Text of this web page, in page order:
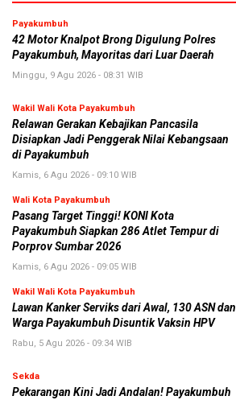
Payakumbuh
42 Motor Knalpot Brong Digulung Polres
Payakumbuh, Mayoritas dari Luar Daerah
Minggu, 9 Agu 2026 - 08:31 WIB
Wakil Wali Kota Payakumbuh
Relawan Gerakan Kebajikan Pancasila
Disiapkan Jadi Penggerak Nilai Kebangsaan
di Payakumbuh
Kamis, 6 Agu 2026 - 09:10 WIB
Wali Kota Payakumbuh
Pasang Target Tinggi! KONI Kota
Payakumbuh Siapkan 286 Atlet Tempur di
Porprov Sumbar 2026
Kamis, 6 Agu 2026 - 09:05 WIB
Wakil Wali Kota Payakumbuh
Lawan Kanker Serviks dari Awal, 130 ASN dan
Warga Payakumbuh Disuntik Vaksin HPV
Rabu, 5 Agu 2026 - 09:34 WIB
Sekda
Pekarangan Kini Jadi Andalan! Payakumbuh